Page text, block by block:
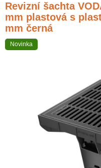
Revizní šachta
mm plastová s
mm černá
Novinka